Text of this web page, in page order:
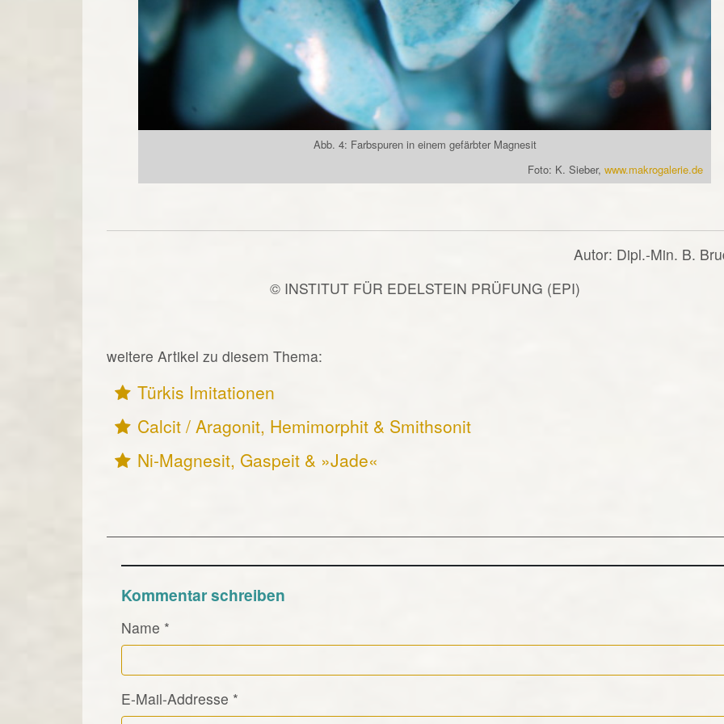
Abb. 4: Farbspuren in einem gefärbter Magnesit
Foto: K. Sieber,www.makrogalerie.de
Autor: Dipl.-Min. B.
© INSTITUT FÜR EDELSTEIN PRÜFUNG (EPI)
weitere Artikel zu diesem Thema:
Türkis Imitationen
Calcit / Aragonit, Hemimorphit & Smithsonit
Ni-Magnesit, Gaspeit & »Jade«
Kommentar schreiben
Name *
E-Mail-Addresse *